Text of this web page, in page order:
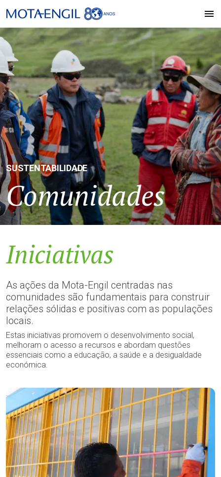
SUSTENTABILIDADE
Comunidades
Iniciativas
As ações da Mota-Engil centradas nas
comunidades são fundamentais para construir
relações sólidas e positivas com as populações
locais.
Estas iniciativas promovem o desenvolvimento social,
melhoram o acesso a recursos e abordam questões
essenciais como a educação, a saúde e a desigualdade
económica.